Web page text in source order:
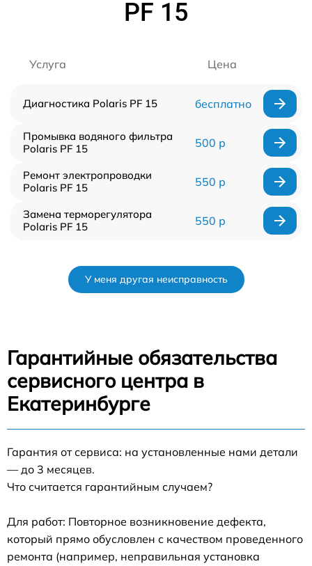
PF 15
Услуга Цена
Диагностика Polaris PF 15 бесплатно
Промывка водяного фильтра
Polaris PF 15
500 р
Ремонт электропроводки
Polaris PF 15
550 р
Замена терморегулятора
Polaris PF 15
550 р
У меня другая неисправность
Гарантийные обязательства
сервисного центра в
Екатеринбурге
Гарантия от сервиса: на установленные нами детали
— до 3 месяцев.
Что считается гарантийным случаем?
Для работ: Повторное возникновение дефекта,
который прямо обусловлен с качеством проведенного
ремонта (например, неправильная установка